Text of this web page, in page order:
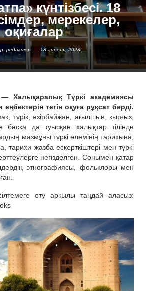
күнтізбесі. 18
мерекелер,
оқиғалар
редактор 18 апреля, 2023
Халықаралық Түркі академиясы
тегін оқуға рұқсат берді.
түрік, әзірбайжан, ағылшын, қырғыз,
да туысқан халықтар тілінде
мазмұны түркі әлемінің тарихына,
тарихи жазба ескерткіштері мен түркі
негізделген. Сонымен қатар
этнографиясы, фольклоры мен
өту арқылы таңдай аласыз: